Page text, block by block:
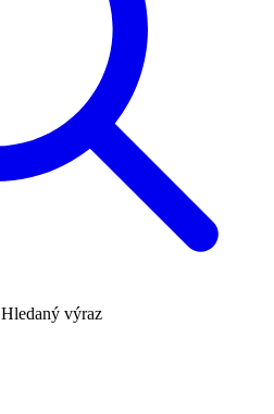
Hledaný výraz